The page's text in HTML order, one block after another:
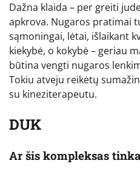
Dažna klaida – per greiti
apkrova. Nugaros pratimai
sąmoningai, lėtai, išlaikant
kiekybė, o kokybė – geriau
būtina vengti nugaros
Tokiu atveju reikėtų
su kineziterapeutu.
DUK
Ar šis kompleksas